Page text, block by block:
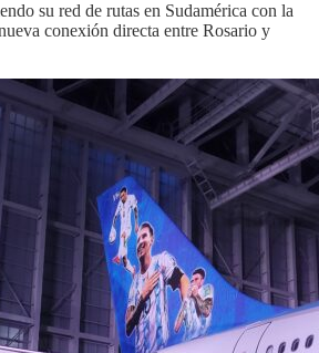
su red de rutas en Sudamérica con la
conexión directa entre Rosario y